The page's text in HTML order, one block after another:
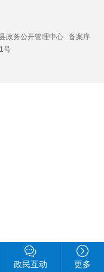
政务公开管理中心 备案序
号
政民互动 更多